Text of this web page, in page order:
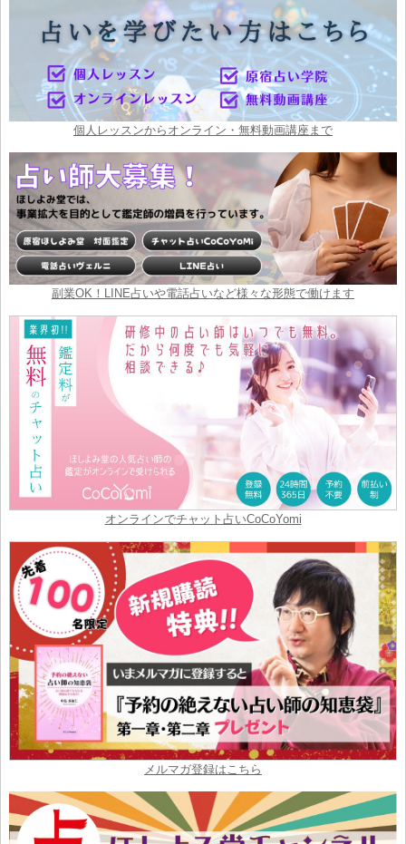
個人レッスンからオンライン・無料動画講座まで
副業OK！LINE占いや電話占いなど様々な形態で働けます
オンラインでチャット占いCoCoYomi
メルマガ登録はこちら